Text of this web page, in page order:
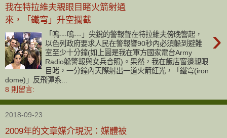
我在特拉維夫親眼目睹火箭射過
來，「鐵穹」升空攔截
›
「嗚---嗚---」尖銳的警報聲在特拉維夫傍晚響起，
以色列政府要求人民在警報響90秒內必須躲到避難
室至少十分鐘(如上圖是我在軍方國家電台Army
Radio躲警報與女兵合照)。果然，我在飯店窗邊親眼
目睹，一分鐘內天際射出一道火箭紅光，「鐵穹(iron
dome)」反飛彈系...
8 則留言:
2018-09-23
2009年的文章媒介現況：媒體被